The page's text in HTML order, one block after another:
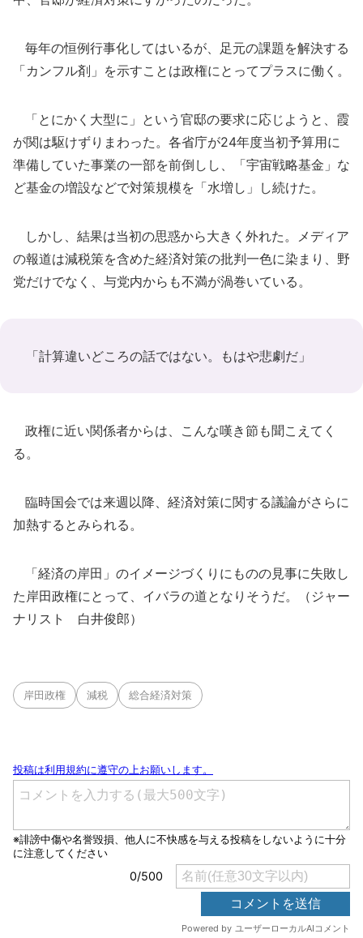
毎年の恒例行事化してはいるが、足元の課題を解決する
「カンフル剤」を示すことは政権にとってプラスに働く。
「とにかく大型に」という官邸の要求に応じようと、霞
が関は駆けずりまわった。各省庁が24年度当初予算用に
準備していた事業の一部を前倒しし、「宇宙戦略基金」な
ど基金の増設などで対策規模を「水増し」し続けた。
しかし、結果は当初の思惑から大きく外れた。メディア
の報道は減税策を含めた経済対策の批判一色に染まり、野
党だけでなく、与党内からも不満が渦巻いている。
「計算違いどころの話ではない。もはや悲劇だ」
政権に近い関係者からは、こんな嘆き節も聞こえてく
る。
臨時国会では来週以降、経済対策に関する議論がさらに
加熱するとみられる。
「経済の岸田」のイメージづくりにものの見事に失敗し
た岸田政権にとって、イバラの道となりそうだ。（ジャー
ナリスト 白井俊郎）
岸田政権 減税 総合経済対策